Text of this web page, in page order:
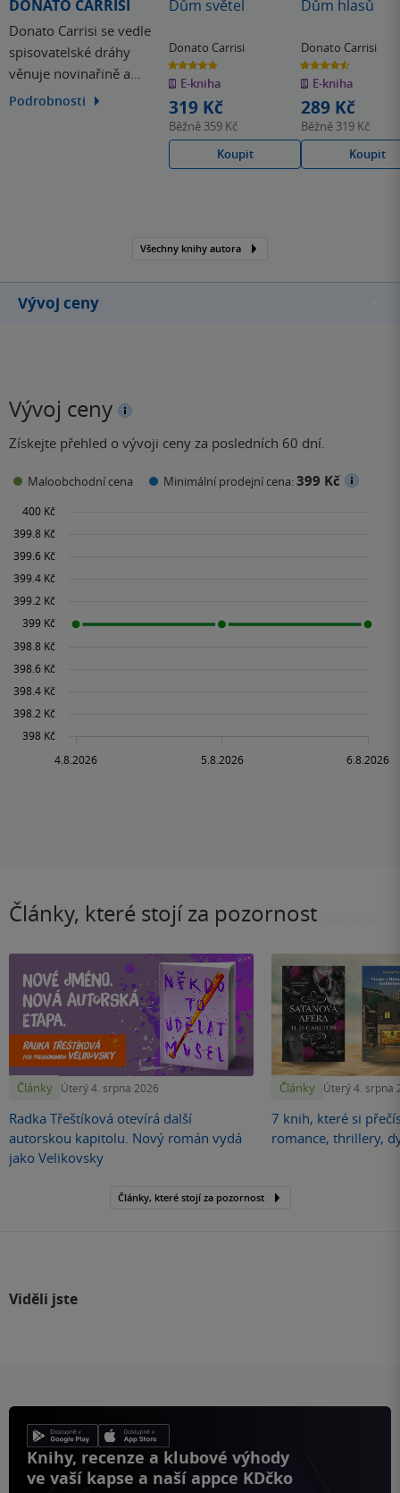
DONATO CARRISI
Donato Carrisi se vedle
spisovatelské dráhy
věnuje novinařině a
scenáristice. Na svém
napsal scénář a ujal se…
Podrobnosti
Dům světel
Donato Carrisi
4.8
z
5
hvězdiček
E-kniha
319 Kč
Běžně 359 Kč
Koupit
Dům hlasů
Donato Carrisi
4.6
z
5
hvězdiček
E-kniha
289 Kč
Běžně 319 Kč
Koupit
Všechny knihy autora
Vývoj ceny
Vývoj ceny
Získejte přehled o vývoji ceny za posledních 60 dní.
Maloobchodní cena Minimální prodejní cena:399 Kč
Články, které stojí za pozornost
Články Úterý 4. srpna 2026
Radka Třeštíková otevírá další
autorskou kapitolu. Nový román vydá
jako Velikovsky
Články Úterý 4. srpna
7 knih, které si
romance, thrillery,
Články, které stojí za pozornost
Viděli jste
Knihy, recenze a klubové výhody
ve vaší kapse a naší appce KDčko